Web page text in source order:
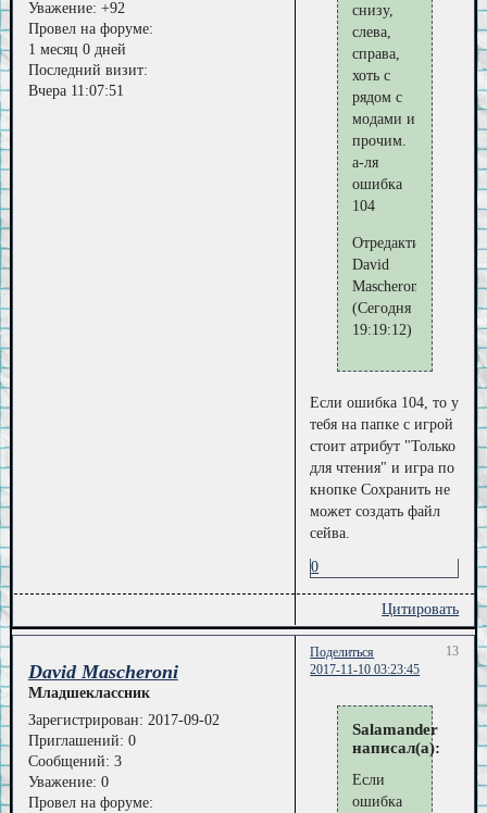
Уважение: +92
Провел на форуме:
1 месяц 0 дней
Последний визит:
Вчера 11:07:51
снизу,
слева,
справа,
хоть с
рядом с
модами и
прочим.
а-ля
ошибка
104
Отредактировано
David
Mascheroni
(Сегодня
19:19:12)
Если ошибка 104, то у
тебя на папке с игрой
стоит атрибут "Только
для чтения" и игра по
кнопке Сохранить не
может создать файл
сейва.
0
Цитировать
Поделиться
13
2017-11-10 03:23:45
David Mascheroni
Младшеклассник
Зарегистрирован: 2017-09-02
Приглашений: 0
Сообщений: 3
Уважение: 0
Провел на форуме:
Salamander
написал(а):
Если
ошибка